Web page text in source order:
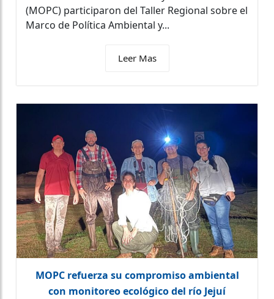
(MOPC) participaron del Taller Regional sobre el
Marco de Política Ambiental y...
Leer Mas
MOPC refuerza su compromiso ambiental
con monitoreo ecológico del río Jejuí